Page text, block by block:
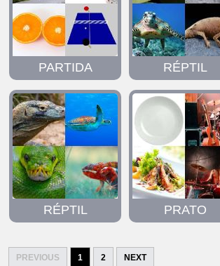
PARTIDA RÉPTIL
RÉPTIL PRATO
PREVIOUS 1 2 NEXT